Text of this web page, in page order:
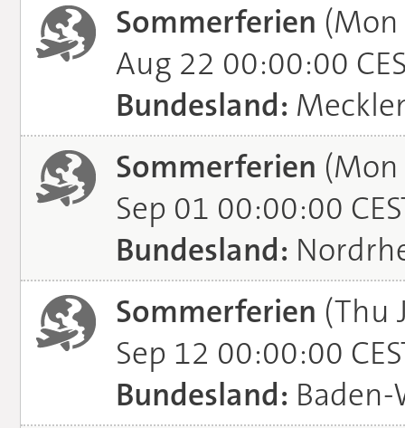
Sommerferien (Mon
Aug 22 00:00:00
Bundesland:
Sommerferien (Mon
Sep 01 00:00:00
Bundesland:
Sommerferien (Thu
Sep 12 00:00:00
Bundesland: